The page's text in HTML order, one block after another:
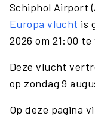
Schiphol Airport
Europa vlucht is
2026 om 21:00
Deze vlucht
op zondag 9
Op deze pagina